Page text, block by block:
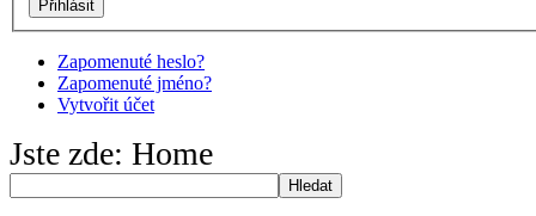
Zapomenuté heslo?
Zapomenuté jméno?
Vytvořit účet
Jste zde: Home
Hledat